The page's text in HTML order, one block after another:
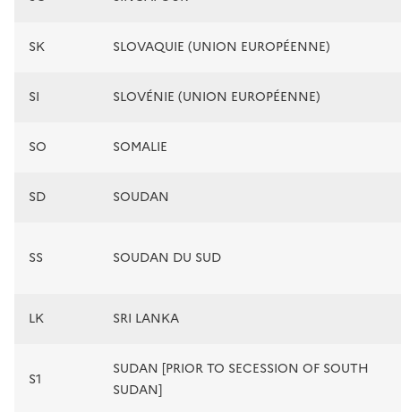
SK SLOVAQUIE (UNION EUROPÉENNE)
SI SLOVÉNIE (UNION EUROPÉENNE)
SO SOMALIE
SD SOUDAN
SS SOUDAN DU SUD
LK SRI LANKA
S1
SUDAN [PRIOR TO SECESSION OF SOUTH
SUDAN]